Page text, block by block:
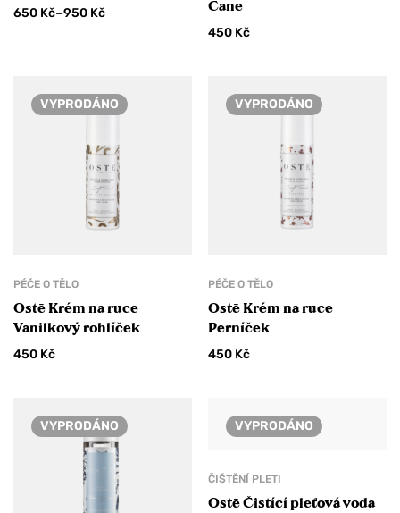
650 Kč–950 Kč
Cane
450 Kč
VYPRODÁNO
PÉČE O TĚLO
Ostē Krém na ruce
Vanilkový rohlíček
450 Kč
VYPRODÁNO
PÉČE O TĚLO
Ostē Krém na ruce
Perníček
450 Kč
VYPRODÁNO VYPRODÁNO
ČIŠTĚNÍ PLETI
Ostē Čistící pleťová voda